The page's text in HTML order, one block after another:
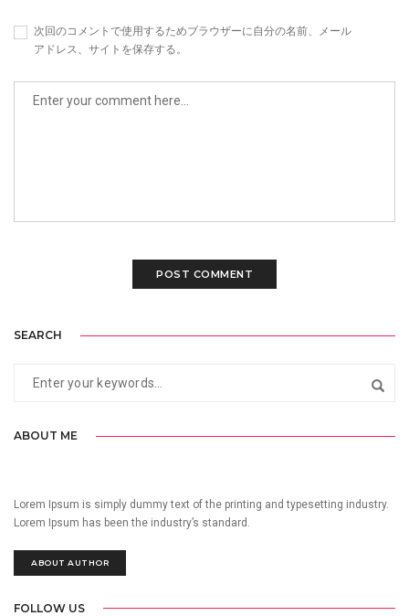
次回のコメントで使用するためブラウザーに自分の名前、メール
アドレス、サイトを保存する。
SEARCH
ABOUT ME
Lorem Ipsum is simply dummy text of the printing and typesetting industry.
Lorem Ipsum has been the industry’s standard.
ABOUT AUTHOR
FOLLOW US